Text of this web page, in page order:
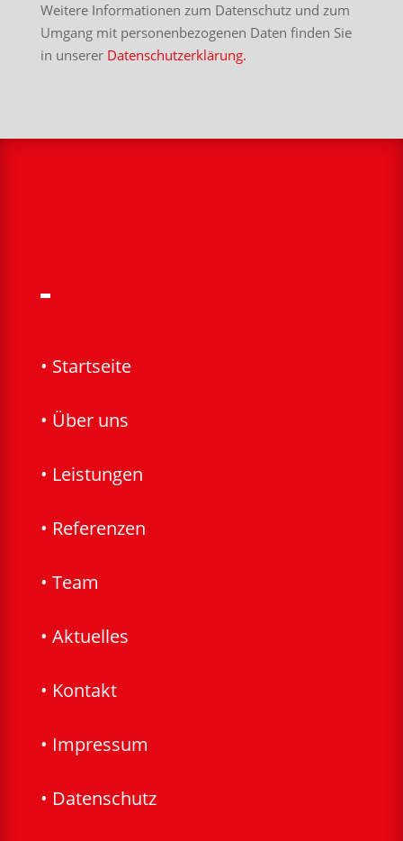
Weitere Informationen zum Datenschutz und zum
Umgang mit personenbezogenen Daten finden Sie
in unserer Datenschutzerklärung.
• Startseite
• Über uns
• Leistungen
• Referenzen
• Team
• Aktuelles
• Kontakt
• Impressum
• Datenschutz